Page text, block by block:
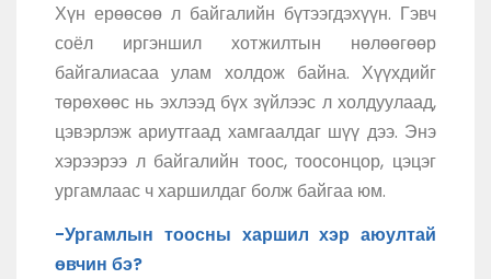
Хүн ерөөсөө л байгалийн бүтээгдэхүүн. Гэвч
соёл иргэншил хотжилтын нөлөөгөөр
байгалиасаа улам холдож байна. Хүүхдийг
төрөхөөс нь эхлээд бүх зүйлээс л холдуулаад,
цэвэрлэж ариутгаад хамгаалдаг шүү дээ. Энэ
хэрээрээ л байгалийн тоос, тоосонцор, цэцэг
ургамлаас ч харшилдаг болж байгаа юм.
-Ургамлын тоосны харшил хэр аюултай
өвчин бэ?